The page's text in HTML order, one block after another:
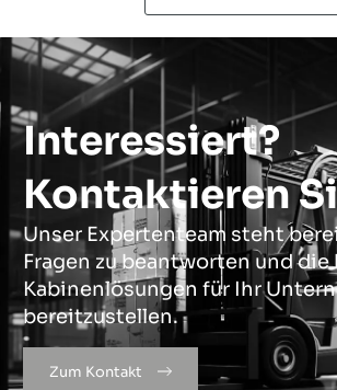
Interessiert?
Kontaktieren
Unser Expertenteam steht
Fragen zu beantworten und die
Kabinenlösungen für Ihr
bereitzustellen.
Zum Kontakt